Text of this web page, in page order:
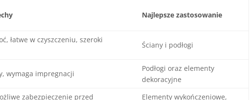
Najlepsze zastosowanie
łatwe w czyszczeniu, szeroki
Ściany i podłogi
wymaga impregnacji
Podłogi oraz elementy
dekoracyjne
zabezpieczenie przed
Elementy wykończeniowe,